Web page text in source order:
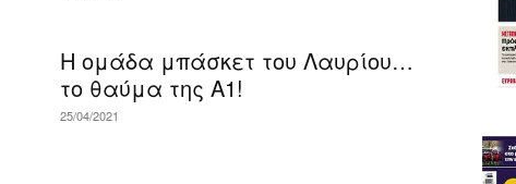
Η ομάδα μπάσκετ του Λαυρίου…
το θαύμα της Α1!
25/04/2021